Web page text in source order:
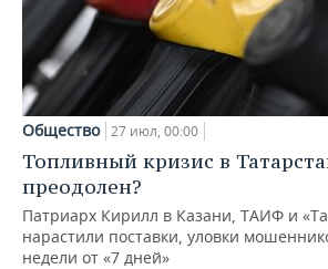
Общество 27 июл, 00:00
Топливный кризис в
преодолен?
Патриарх Кирилл в Казани, ТАИФ и
нарастили поставки, уловки
недели от «7 дней»